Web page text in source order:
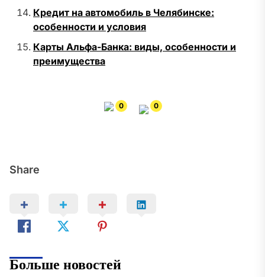
Share
Кредит на автомобиль в Челябинске:
особенности и условия
Карты Альфа-Банка: виды, особенности и
преимущества
0 0
Больше новостей